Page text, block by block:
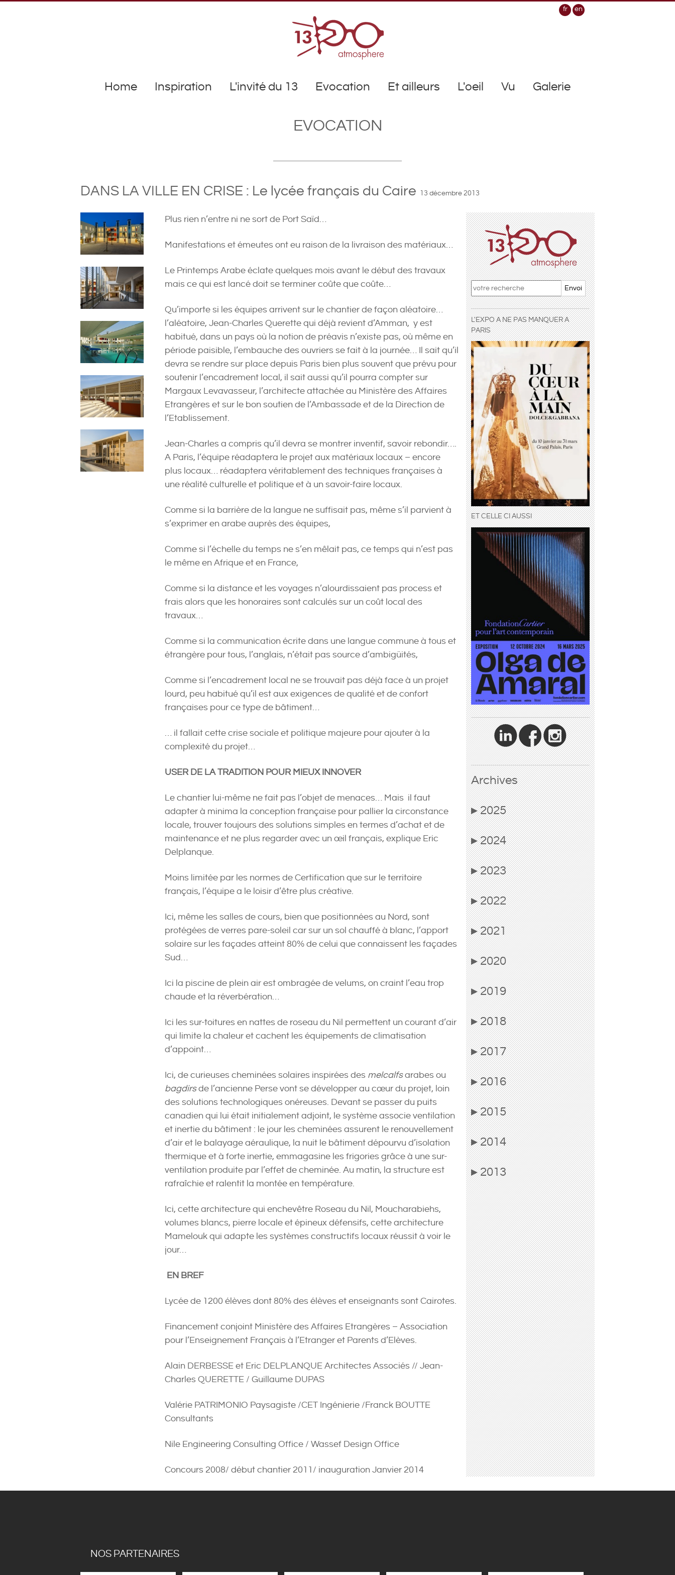
fr en
Home Inspiration L'invité du 13 Evocation Et ailleurs L'oeil Vu Galerie
EVOCATION
DANS LA VILLE EN CRISE : Le lycée français du Caire 13 décembre 2013
Plus rien n’entre ni ne sort de Port Saïd…
Manifestations et émeutes ont eu raison de la livraison des matériaux…
Le Printemps Arabe éclate quelques mois avant le début des travaux
mais ce qui est lancé doit se terminer coûte que coûte…
Qu’importe si les équipes arrivent sur le chantier de façon aléatoire…
l’aléatoire, Jean-Charles Querette qui déjà revient d’Amman, y est
habitué, dans un pays où la notion de préavis n’existe pas, où même en
période paisible, l’embauche des ouvriers se fait à la journée… Il sait qu’il
devra se rendre sur place depuis Paris bien plus souvent que prévu pour
soutenir l’encadrement local, il sait aussi qu’il pourra compter sur
Margaux Levavasseur, l’architecte attachée au Ministère des Affaires
Etrangères et sur le bon soutien de l’Ambassade et de la Direction de
l’Etablissement.
Jean-Charles a compris qu’il devra se montrer inventif, savoir rebondir….
A Paris, l’équipe réadaptera le projet aux matériaux locaux – encore
plus locaux… réadaptera véritablement des techniques françaises à
une réalité culturelle et politique et à un savoir-faire locaux.
Comme si la barrière de la langue ne suffisait pas, même s’il parvient à
s’exprimer en arabe auprès des équipes,
Comme si l’échelle du temps ne s’en mêlait pas, ce temps qui n’est pas
le même en Afrique et en France,
Comme si la distance et les voyages n’alourdissaient pas process et
frais alors que les honoraires sont calculés sur un coût local des
travaux…
Comme si la communication écrite dans une langue commune à tous et
étrangère pour tous, l’anglais, n’était pas source d’ambigüités,
Comme si l’encadrement local ne se trouvait pas déjà face à un projet
lourd, peu habitué qu’il est aux exigences de qualité et de confort
françaises pour ce type de bâtiment…
… il fallait cette crise sociale et politique majeure pour ajouter à la
complexité du projet…
USER DE LA TRADITION POUR MIEUX INNOVER
Le chantier lui-même ne fait pas l’objet de menaces… Mais il faut
adapter à minima la conception française pour pallier la circonstance
locale, trouver toujours des solutions simples en termes d’achat et de
maintenance et ne plus regarder avec un œil français, explique Eric
Delplanque.
Moins limitée par les normes de Certification que sur le territoire
français, l’équipe a le loisir d’être plus créative.
Ici, même les salles de cours, bien que positionnées au Nord, sont
protégées de verres pare-soleil car sur un sol chauffé à blanc, l’apport
solaire sur les façades atteint 80% de celui que connaissent les façades
Sud…
Ici la piscine de plein air est ombragée de velums, on craint l’eau trop
chaude et la réverbération…
Ici les sur-toitures en nattes de roseau du Nil permettent un courant d’air
qui limite la chaleur et cachent les équipements de climatisation
d’appoint…
Ici, de curieuses cheminées solaires inspirées des melcalfsarabes ou
bagdirsde l’ancienne Perse vont se développer au cœur du projet, loin
des solutions technologiques onéreuses. Devant se passer du puits
canadien qui lui était initialement adjoint, le système associe ventilation
et inertie du bâtiment : le jour les cheminées assurent le renouvellement
d’air et le balayage aéraulique, la nuit le bâtiment dépourvu d’isolation
thermique et à forte inertie, emmagasine les frigories grâce à une sur-
ventilation produite par l’effet de cheminée. Au matin, la structure est
rafraîchie et ralentit la montée en température.
Ici, cette architecture qui enchevêtre Roseau du Nil, Moucharabiehs,
volumes blancs, pierre locale et épineux défensifs, cette architecture
Mamelouk qui adapte les systèmes constructifs locaux réussit à voir le
jour…
EN BREF
Lycée de 1200 élèves dont 80% des élèves et enseignants sont Cairotes.
Financement conjoint Ministère des Affaires Etrangères – Association
pour l’Enseignement Français à l’Etranger et Parents d’Elèves.
Alain DERBESSE et Eric DELPLANQUE Architectes Associés // Jean-
Charles QUERETTE / Guillaume DUPAS
Valérie PATRIMONIO Paysagiste /CET Ingénierie /Franck BOUTTE
Consultants
Nile Engineering Consulting Office / Wassef Design Office
Concours 2008/ début chantier 2011/ inauguration Janvier 2014
Envoi
L'EXPO A NE PAS MANQUER A
PARIS
ET CELLE CI AUSSI
Archives
▶2025
▶2024
▶2023
▶2022
▶2021
▶2020
▶2019
▶2018
▶2017
▶2016
▶2015
▶2014
▶2013
NOS PARTENAIRES